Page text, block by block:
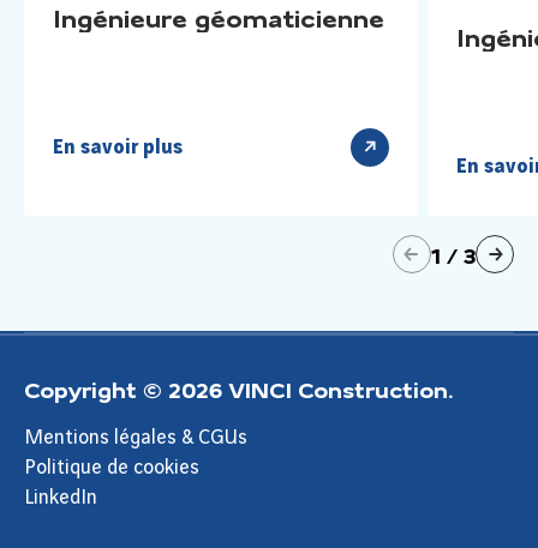
Ingénieure géomaticienne
En savoir plus
En
précédent1 / 3suivant
Copyright © 2026 VINCI Construction.
Mentions légales & CGUs
Politique de cookies
LinkedIn